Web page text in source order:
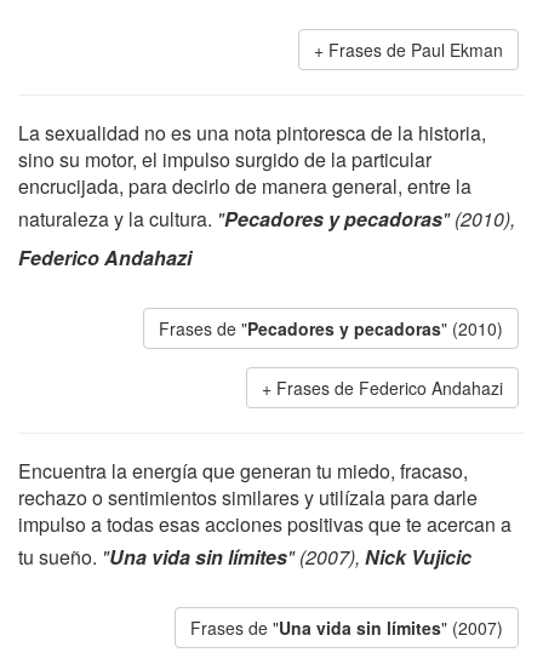
Frases de Paul Ekman
La sexualidad no es una nota pintoresca de la historia,
sino su motor, el impulso surgido de la particular
encrucijada, para decirlo de manera general, entre la
naturaleza y la cultura. "Pecadores y pecadoras" (2010),
Federico Andahazi
Frases de "Pecadores y pecadoras" (2010)
Frases de Federico Andahazi
Encuentra la energía que generan tu miedo, fracaso,
rechazo o sentimientos similares y utilízala para darle
impulso a todas esas acciones positivas que te acercan a
tu sueño. "Una vida sin límites" (2007), Nick Vujicic
Frases de "Una vida sin límites" (2007)